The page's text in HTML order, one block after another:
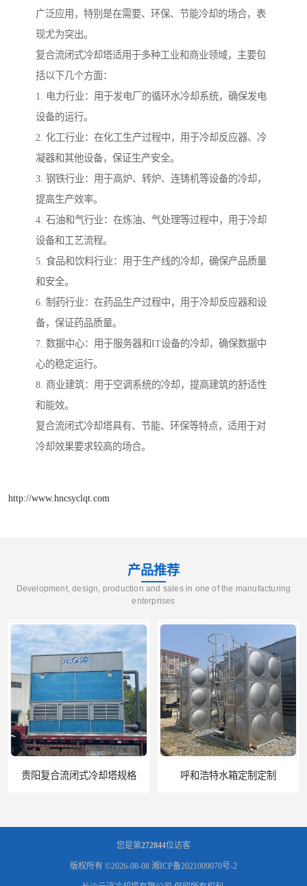
广泛应用，特别是在需要、环保、节能冷却的场合，表
现尤为突出。
复合流闭式冷却塔适用于多种工业和商业领域，主要包
括以下几个方面：
1. 电力行业：用于发电厂的循环水冷却系统，确保发电
设备的运行。
2. 化工行业：在化工生产过程中，用于冷却反应器、冷
凝器和其他设备，保证生产安全。
3. 钢铁行业：用于高炉、转炉、连铸机等设备的冷却，
提高生产效率。
4. 石油和气行业：在炼油、气处理等过程中，用于冷却
设备和工艺流程。
5. 食品和饮料行业：用于生产线的冷却，确保产品质量
和安全。
6. 制药行业：在药品生产过程中，用于冷却反应器和设
备，保证药品质量。
7. 数据中心：用于服务器和IT设备的冷却，确保数据中
心的稳定运行。
8. 商业建筑：用于空调系统的冷却，提高建筑的舒适性
和能效。
复合流闭式冷却塔具有、节能、环保等特点，适用于对
冷却效果要求较高的场合。
http://www.hncsyclqt.com
产品推荐
Development, design, production and sales in one of the manufacturing
enterprises
呼和浩特水箱定制定制 电厂冷却塔
您是第272844位访客
版权所有 ©2026-08-08 湘ICP备2021009070号-2